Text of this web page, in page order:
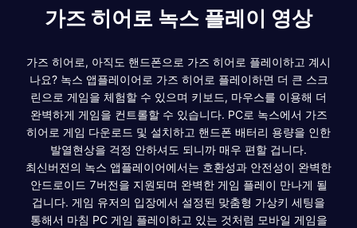
가즈 히어로 녹스 플레이 영상
가즈 히어로, 아직도 핸드폰으로 가즈 히어로 플레이하고 계시
나요? 녹스 앱플레이어로 가즈 히어로 플레이하면 더 큰 스크
린으로 게임을 체험할 수 있으며 키보드, 마우스를 이용해 더
완벽하게 게임을 컨트롤할 수 있습니다. PC로 녹스에서 가즈
히어로 게임 다운로드 및 설치하고 핸드폰 배터리 용량을 인한
발열현상을 걱정 안하셔도 되니까 매우 편할 겁니다.
최신버전의 녹스 앱플레이어에서는 호환성과 안전성이 완벽한
안드로이드 7버전을 지원되며 완벽한 게임 플레이 만나게 될
겁니다. 게임 유저의 입장에서 설정된 맞춤형 가상키 세팅을
통해서 마침 PC 게임 플레이하고 있는 것처럼 모바일 게임을